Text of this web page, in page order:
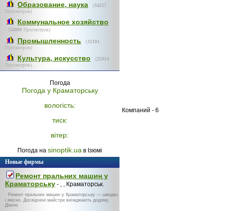
Образование, наука (34257
Просмотров)
Коммунальное хозяйство
(34080 Просмотров)
Промышленность (32101
Просмотров)
Культура, искусство (25914
Просмотров)
Погода
Погода у Краматорську
вологість:
тиск:
вітер:
Погода на sinoptik.ua в Ізюмі
Новые фирмы
Ремонт пральних машин у
Краматорську - , , Краматорськ.
Ремонт пральних машин у Краматорську — швидко
і якісно. Досвідчені майстри виїжджають додому.
Діагно
Компаний - 6